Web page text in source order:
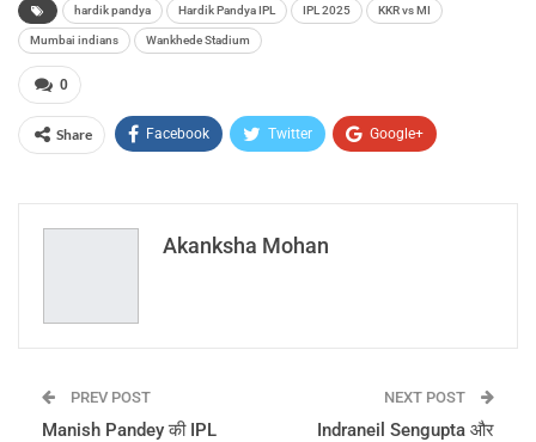
hardik pandya Hardik Pandya IPL IPL 2025 KKR vs MI
Mumbai indians Wankhede Stadium
0
Share Facebook Twitter Google+
Email
Akanksha Mohan
PREV POST
Manish Pandey की IPL
NEXT POST
Indraneil Sengupta और